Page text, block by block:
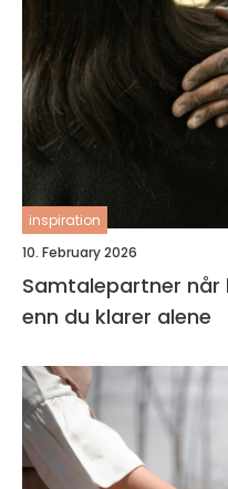
inspiration
10. February 2026
Samtalepartner når hverdagen krever mer
enn du klarer alene